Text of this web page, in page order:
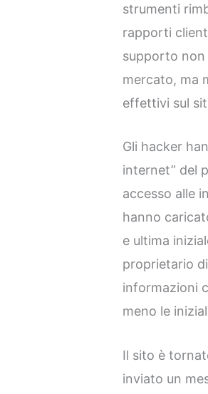
strumenti
rapporti
supporto non
mercato, ma
effettivi sul
Gli hacker
internet” del
accesso alle
hanno
e ultima
proprietario
informazioni
meno le
Il sito è
inviato un